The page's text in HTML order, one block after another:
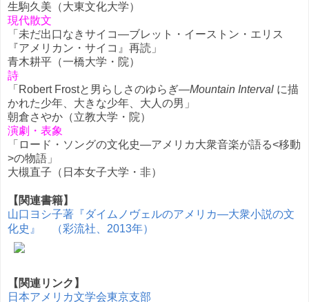
生駒久美（大東文化大学）
現代散文
「未だ出口なきサイコ―ブレット・イーストン・エリス
『アメリカン・サイコ』再読」
青木耕平（一橋大学・院）
詩
「Robert Frostと男らしさのゆらぎ―Mountain Interval に描
かれた少年、大きな少年、大人の男」
朝倉さやか（立教大学・院）
演劇・表象
「ロード・ソングの文化史―アメリカ大衆音楽が語る<移動
>の物語」
大槻直子（日本女子大学・非）
【関連書籍】
山口ヨシ子著『ダイムノヴェルのアメリカ―大衆小説の文
化史』 （彩流社、2013年）
【関連リンク】
日本アメリカ文学会東京支部